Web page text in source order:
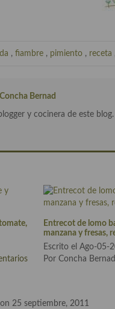
, fiambre , pimiento , receta
Concha Bernad
y cocinera de este blog.
Entrecot de lomo
manzana y fresas,
Escrito el Ago-05-
Por Concha
on 25 septiembre, 2011